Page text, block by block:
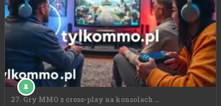
27. Gry MMO z cross-play na konsolach …